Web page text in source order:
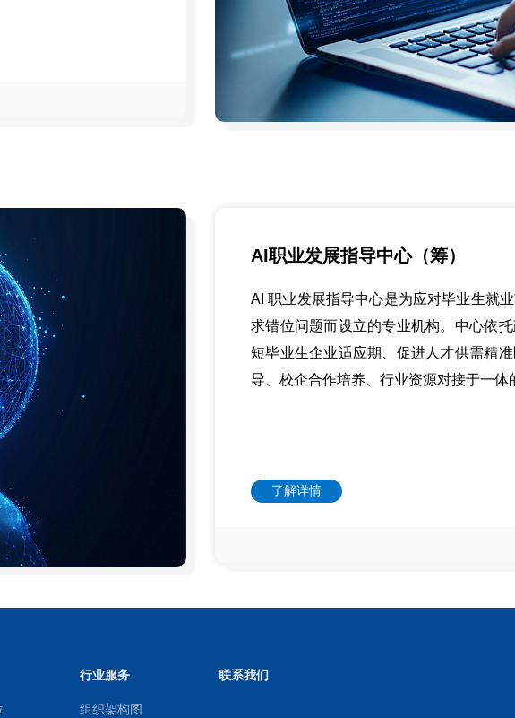
AI职业发展指导中心（筹）
AI 职业发展指导中心是为应对毕业生就
求错位问题而设立的专业机构。中心依
短毕业生企业适应期、促进人才供需精
导、校企合作培养、行业资源对接于一体
了解详情
行业服务
组织架构图
联系我们